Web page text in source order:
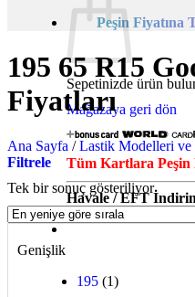
Sepetinizde ürün
Mağazaya geri dön
Tüm Kartlara Peşin
Havale / EFT
Peşin Fiyatına
195 65 R15
Fiyatları
Ana Sayfa / Lastik Modelleri ve
Filtrele
Tek bir sonuç gösteriliyor
Genişlik
195 (1)